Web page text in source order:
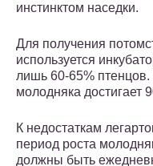
инстинктом наседки.
Для получения
используется
лишь 60-65%
молодняка достигает
К недостаткам
период роста
должны быть